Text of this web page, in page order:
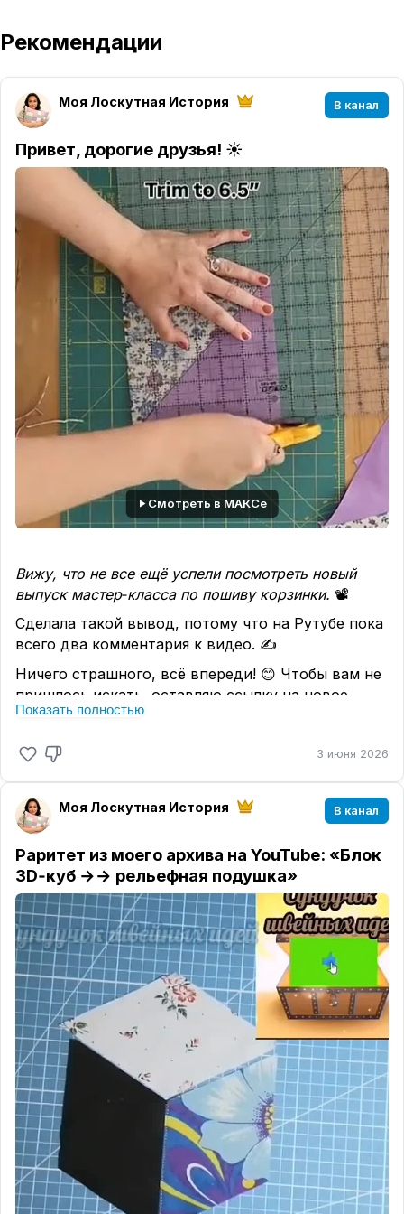
Рекомендации
Моя Лоскутная История В канал
Привет, дорогие друзья! ☀️
Смотреть в МАКСе
Вижу, что не все ещё успели посмотреть новый
выпуск мастер‑класса по пошиву корзинки. 📽️
Сделала такой вывод, потому что на Рутубе пока
всего два комментария к видео. ✍️
Ничего страшного, всё впереди! 😊 Чтобы вам не
пришлось искать, оставляю ссылку на новое
видео ещё раз:
Шьём текстильную корзину из обрезков ткани:
МК «Утилизация лоскутов в упаковку для
подарка»
──────✿──────
А ещё вчера я заметила, какой огромный интерес
вызвал пост про шагающую лапку! 😍
Спасибо вамза такую активность: за вопросы,
советы и свои наблюдения в комментариях. 🙏
Честно говоря, это меня невероятно вдохновило!
🪽
Поняла, что в посте сложно раскрыть тему
подробно из‑за ограничения по знакам. Поэтому
решила пойти дальше — и готовлю большую
полезную статью про этого помощника –
шагающую лапку. Сегодня вечером уже
приступаю к работе над ней! 📝
Точный срок выхода пока назвать не могу — тут
многое зависит от разных факторов.
Но будьте уверены: вы узнаете о публикации
первыми. Обещаю! ✨
Показать полностью
3 июня 2026
Моя Лоскутная История В канал
Раритет из моего архива на YouTube: «Блок
3D‑куб →→ рельефная подушка»